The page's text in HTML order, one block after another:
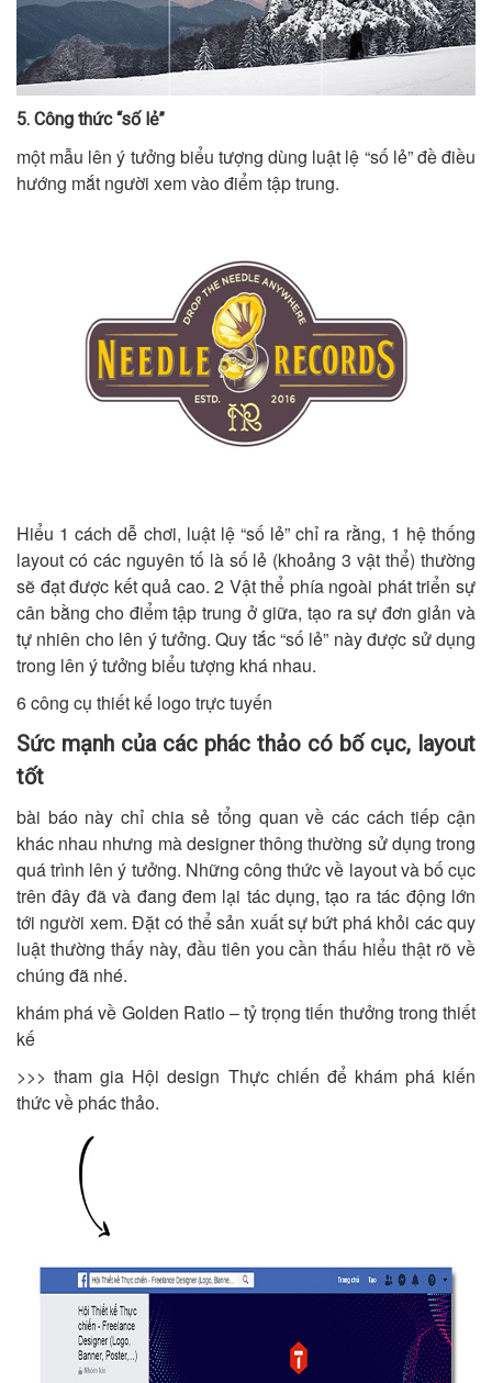
5. Công thức “số lẻ”
một mẫu lên ý tưởng biểu tượng dùng luật lệ “số lẻ” đề điều
hướng mắt người xem vào điểm tập trung.
Hiểu 1 cách dễ chơi, luật lệ “số lẻ” chỉ ra rằng, 1 hệ thống
layout có các nguyên tố là số lẻ (khoảng 3 vật thể) thường
sẽ đạt được kết quả cao. 2 Vật thể phía ngoài phát triển sự
cân bằng cho điểm tập trung ở giữa, tạo ra sự đơn giản và
tự nhiên cho lên ý tưởng. Quy tắc “số lẻ” này được sử dụng
trong lên ý tưởng biểu tượng khá nhau.
6 công cụ thiết kế logo trực tuyến
Sức mạnh của các phác thảo có bố cục, layout
tốt
bài báo này chỉ chia sẻ tổng quan về các cách tiếp cận
khác nhau nhưng mà designer thông thường sử dụng trong
quá trình lên ý tưởng. Những công thức về layout và bố cục
trên đây đã và đang đem lại tác dụng, tạo ra tác động lớn
tới người xem. Đặt có thể sản xuất sự bứt phá khỏi các quy
luật thường thấy này, đầu tiên you cần thấu hiểu thật rõ về
chúng đã nhé.
khám phá về Golden Ratio – tỷ trọng tiến thưởng trong thiết
kế
>>> tham gia Hội design Thực chiến để khám phá kiến
thức về phác thảo.